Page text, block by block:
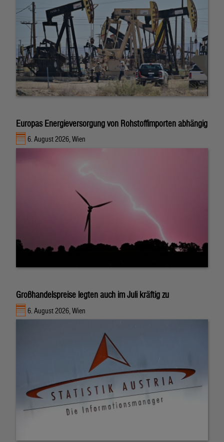
Europas Energieversorgung von Rohstoffimporten abhängig
6. August 2026, Wien
Großhandelspreise legten auch im Juli kräftig zu
6. August 2026, Wien